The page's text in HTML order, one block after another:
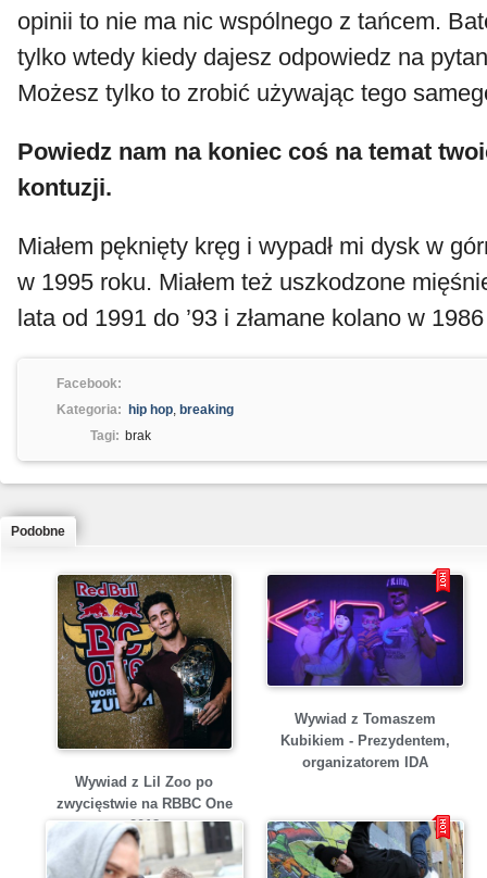
opinii to nie ma nic wspólnego z tańcem.
tylko wtedy kiedy dajesz odpowiedz na
Możesz tylko to zrobić używając tego
Powiedz nam na koniec coś na temat
kontuzji.
Miałem pęknięty kręg i wypadł mi dysk w
w 1995 roku. Miałem też uszkodzone
lata od 1991 do ’93 i złamane kolano w
Facebook:
Kategoria:
hip hop, breaking
Tagi: brak
Podobne
Wywiad z Lil Zoo po
zwycięstwie na RBBC One
2018
Wywiad z Tomaszem
Kubikiem - Prezydentem,
organizatorem IDA